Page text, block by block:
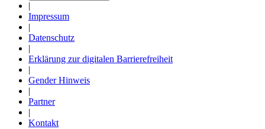
|
Impressum
|
Datenschutz
|
Erklärung zur digitalen Barrierefreiheit
|
Gender Hinweis
|
Partner
|
Kontakt